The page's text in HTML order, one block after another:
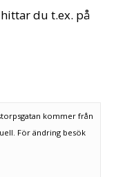
du t.ex. på
kommer från
För ändring besök